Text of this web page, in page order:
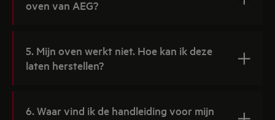
oven van AEG?
5. Mijn oven werkt niet. Hoe kan ik deze
laten herstellen?
6. Waar vind ik de handleiding voor mijn